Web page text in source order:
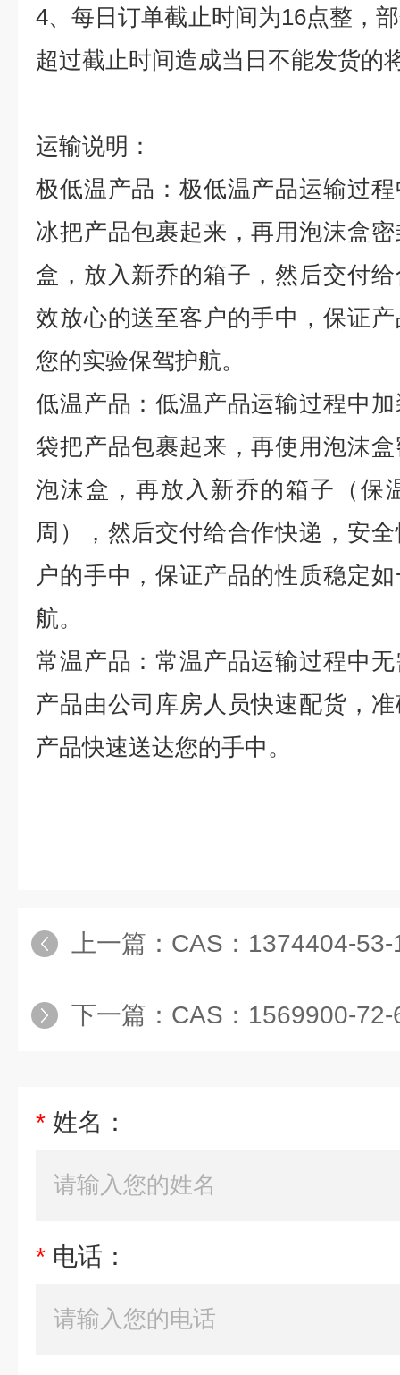
4、每日订单截止时间为16点整，
超过截止时间造成当日不能发货的
运输说明：
极低温产品：极低温产品运输过
冰把产品包裹起来，再用泡沫盒
盒，放入新乔的箱子，然后交付
效放心的送至客户的手中，保证
您的实验保驾护航。
低温产品：低温产品运输过程中
袋把产品包裹起来，再使用泡沫
泡沫盒，再放入新乔的箱子（保
周），然后交付给合作快递，安
户的手中，保证产品的性质稳定
航。
常温产品：常温产品运输过程中
产品由公司库房人员快速配货，
产品快速送达您的手中。
上一篇： CAS：1374404-53-1/
下一篇： CAS：1569900-72-6 / 1,3,6,8-
* 姓名：
* 电话：